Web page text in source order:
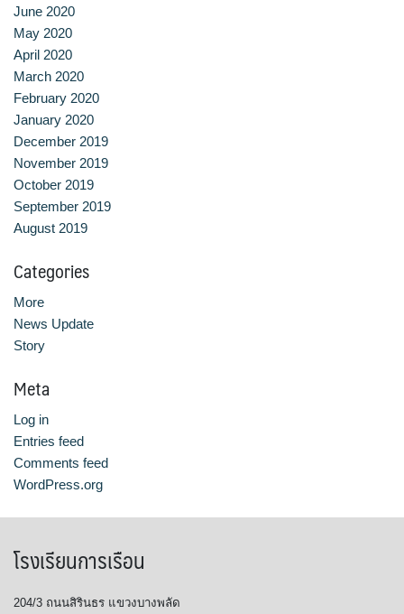
สาขาวิชาโภชนาการและการประกอบอาหารเพื่อการสร้างเสริม
สมรรถภาพและการชะลอวัย
หน้าแรก
หลักสูตรอบรมฟรี (Reskill Upskill)
อาหารเพื่อสุขภาพ ดีต่อกายและใจ
อาหารไทยรสเลิศ
เรียนรู้เทคนิคอาหารนานาชาติ
เลือกหลักสูตร
โรงเรียนการเรือน
June 2020
May 2020
April 2020
March 2020
February 2020
January 2020
December 2019
November 2019
October 2019
September 2019
August 2019
Categories
More
News Update
Story
Meta
Log in
Entries feed
Comments feed
WordPress.org
โรงเรียนการเรือน
204/3 ถนนสิรินธร แขวงบางพลัด